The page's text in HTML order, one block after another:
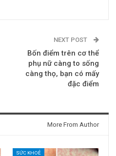
NEXT POST
Bốn điểm trên cơ thể
phụ nữ càng to sống
càng thọ, bạn có mấy
đặc điểm
More From Author
SỨC KHOẺ